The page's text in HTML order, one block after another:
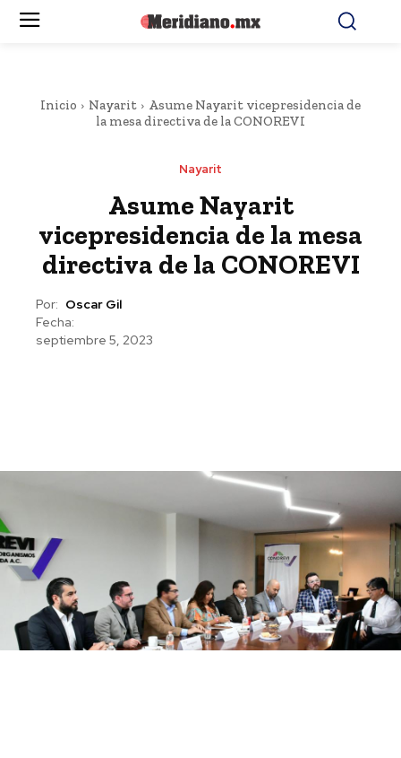
Inicio Nayarit
Asume Nayarit vicepresidencia de
la mesa directiva de la CONOREVI
Nayarit
Asume Nayarit
vicepresidencia de la mesa
directiva de la CONOREVI
Por: Oscar Gil
Fecha:
septiembre 5, 2023